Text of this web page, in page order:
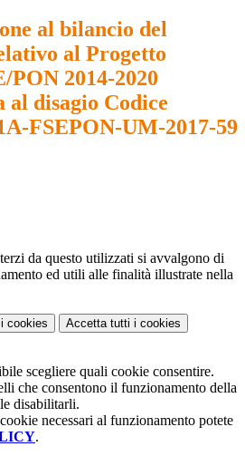
al bilancio del
al Progetto
PON 2014-2020
al disagio Codice
FSEPON-UM-2017-59
da questo utilizzati si avvalgono di
ed utili alle finalità illustrate nella
i cookies Accetta tutti i cookies
scegliere quali cookie consentire.
che consentono il funzionamento della
disabilitarli.
necessari al funzionamento potete
.